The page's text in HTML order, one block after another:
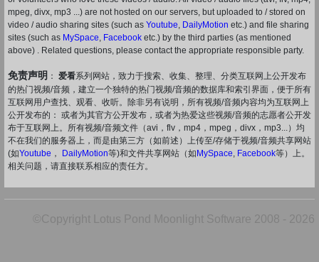
mpeg, divx, mp3 ...) are not hosted on our servers, but uploaded to / stored on
video / audio sharing sites (such as Youtube DailyMotion etc.) and file sharing
sites (such as MySpace Facebook etc.) by the third parties (as mentioned
above) . Related questions, please contact the appropriate responsible party.
免责声明 ： 爱看系列网站，致力于搜索、收集、整理、分类互联网上公开发布
的热门视频/音频，建立一个独特的热门视频/音频的数据库和索引界面，便于所有
互联网用户查找、观看、收听。除非另有说明，所有视频/音频内容均为互联网上
公开发布的： 或者为其官方公开发布，或者为热爱这些视频/音频的志愿者公开发
布于互联网上。所有视频/音频文件（avi，flv，mp4，mpeg，divx，mp3...）均
不在我们的服务器上，而是由第三方（如前述）上传至/存储于视频/音频共享网站
(如Youtube ， DailyMotion等)和文件共享网站（如MySpace Facebook等）上。
相关问题，请直接联系相应的责任方。
©Copyright Lotus Pond Moonlight Software 2008 - 2026